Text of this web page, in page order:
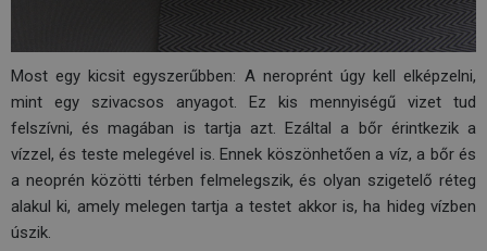
Most egy kicsit egyszerűbben: A neroprént úgy kell elképzelni,
mint egy szivacsos anyagot. Ez kis mennyiségű vizet tud
felszívni, és magában is tartja azt. Ezáltal a bőr érintkezik a
vízzel, és teste melegével is. Ennek köszönhetően a víz, a bőr és
a neoprén közötti térben felmelegszik, és olyan szigetelő réteg
alakul ki, amely melegen tartja a testet akkor is, ha hideg vízben
úszik.